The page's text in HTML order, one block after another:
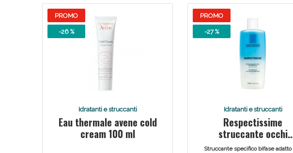
PROMO
-26 %
Idratanti e struccanti
Eau thermale avene cold
cream 100 ml
PROMO
-27 %
Idratanti e struccanti
Respectissime
struccante occhi
waterproof bifase
Struccante specifico bifase adatto
Vie Urinarie e